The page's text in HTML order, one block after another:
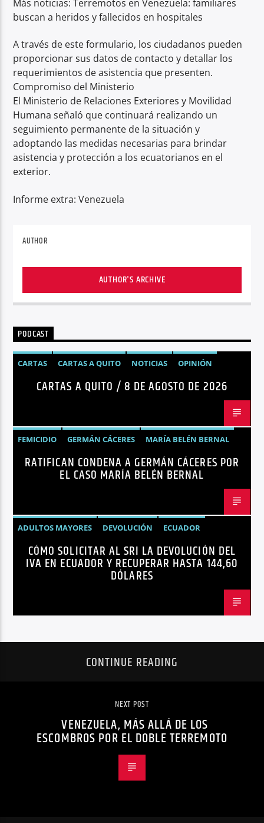
Más noticias: Terremotos en Venezuela: familiares
buscan a heridos y fallecidos en hospitales
A través de este formulario, los ciudadanos pueden
proporcionar sus datos de contacto y detallar los
requerimientos de asistencia que presenten.
Compromiso del Ministerio
El Ministerio de Relaciones Exteriores y Movilidad
Humana señaló que continuará realizando un
seguimiento permanente de la situación y
adoptando las medidas necesarias para brindar
asistencia y protección a los ecuatorianos en el
exterior.
Informe extra: Venezuela
AUTHOR
AUTHOR'S ARCHIVE
PODCAST
CARTAS CARTAS A QUITO NOTICIAS OPINIÓN
CARTAS A QUITO / 8 DE AGOSTO DE 2026
FEMICIDIO GERMÁN CÁCERES
MARÍA BELÉN BERNAL
NOTICIAS
SEGURIDAD
RATIFICAN CONDENA A GERMÁN CÁCERES POR
EL CASO MARÍA BELÉN BERNAL
ADULTOS MAYORES DEVOLUCIÓN
ECUADOR
NEGOCIOS
NOTICIAS PERSONAS CON DISCAPACIDAD
CÓMO SOLICITAR AL SRI LA DEVOLUCIÓN DEL
IVA EN ECUADOR Y RECUPERAR HASTA 144,60
DÓLARES
CONTINUE READING
NEXT POST
VENEZUELA, MÁS ALLÁ DE LOS
ESCOMBROS POR EL DOBLE TERREMOTO